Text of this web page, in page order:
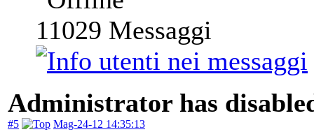
11029 Messaggi
Administrator has
#5 Mag-24-12 14:35:13